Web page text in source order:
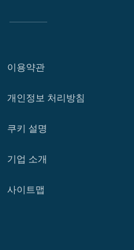
이용약관
개인정보 처리방침
쿠키 설명
기업 소개
사이트맵